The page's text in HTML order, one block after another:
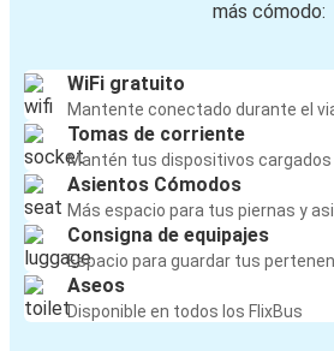
más cómodo:
WiFi gratuito
Mantente conectado durante el
Tomas de corriente
Mantén tus dispositivos cargados
Asientos Cómodos
Más espacio para tus piernas y
Consigna de equipajes
Espacio para guardar tus
Aseos
Disponible en todos los FlixBus